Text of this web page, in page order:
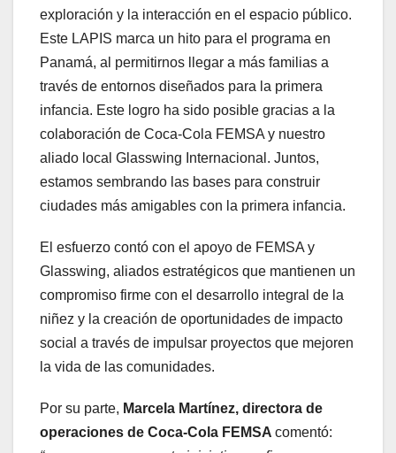
exploración y la interacción en el espacio público.
Este LAPIS marca un hito para el programa en
Panamá, al permitirnos llegar a más familias a
través de entornos diseñados para la primera
infancia. Este logro ha sido posible gracias a la
colaboración de Coca-Cola FEMSA y nuestro
aliado local Glasswing Internacional. Juntos,
estamos sembrando las bases para construir
ciudades más amigables con la primera infancia.
El esfuerzo contó con el apoyo de FEMSA y
Glasswing, aliados estratégicos que mantienen un
compromiso firme con el desarrollo integral de la
niñez y la creación de oportunidades de impacto
social a través de impulsar proyectos que mejoren
la vida de las comunidades.
Por su parte, Marcela Martínez, directora de
operaciones de Coca-Cola FEMSA comentó: